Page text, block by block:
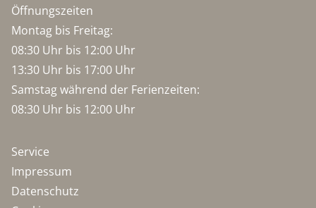
Öffnungszeiten
Montag bis Freitag:
08:30 Uhr bis 12:00 Uhr
13:30 Uhr bis 17:00 Uhr
Samstag während der Ferienzeiten:
08:30 Uhr bis 12:00 Uhr
Service
Impressum
Datenschutz